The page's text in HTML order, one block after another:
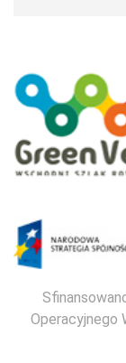
Operacyjnego